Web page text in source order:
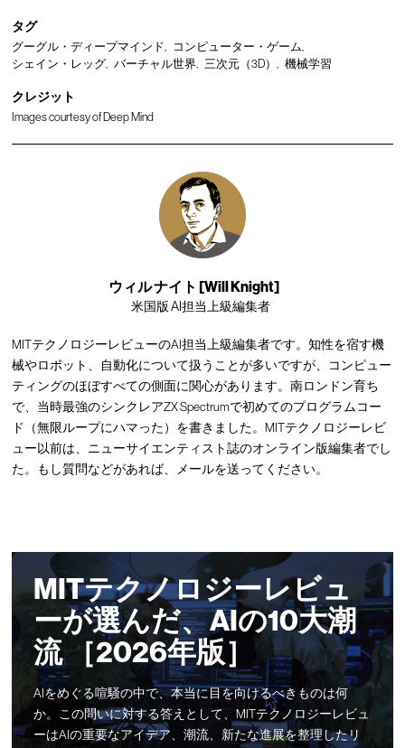
タグ
グーグル・ディープマインド
コンピューター・ゲーム
シェイン・レッグ バーチャル世界 三次元（3D） 機械学習
クレジット
Images courtesy of Deep Mind
ウィル ナイト [Will Knight]
米国版 AI担当上級編集者
MITテクノロジーレビューのAI担当上級編集者です。知性を宿す機
械やロボット、自動化について扱うことが多いですが、コンピュー
ティングのほぼすべての側面に関心があります。南ロンドン育ち
で、当時最強のシンクレアZX Spectrumで初めてのプログラムコー
ド（無限ループにハマった）を書きました。MITテクノロジーレビ
ュー以前は、ニューサイエンティスト誌のオンライン版編集者でし
た。もし質問などがあれば、
メールを送ってください。
MITテクノロジーレビュ
ーが選んだ、AIの10大潮
流 ［2026年版］
AIをめぐる喧騒の中で、本当に目を向けるべきものは何
か。この問いに対する答えとして、MITテクノロジーレビュ
ーはAIの重要なアイデア、潮流、新たな進展を整理したリ